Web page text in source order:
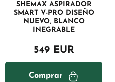
SHEMAX ASPIRADOR
SMART V-PRO DISEÑO
NUEVO, BLANCO
INEGRABLE
549 EUR
Comprar